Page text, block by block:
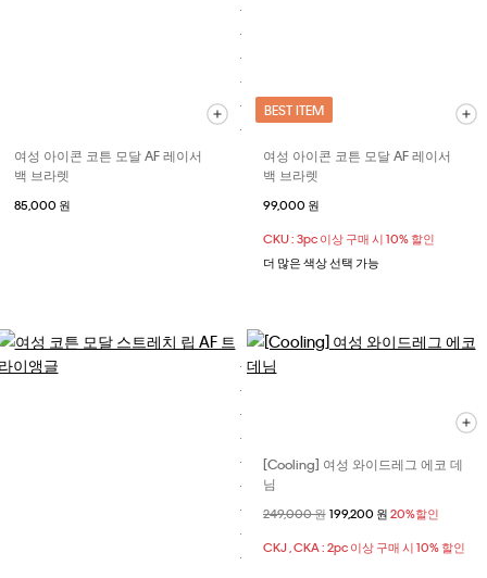
여성 아이콘 코튼 모달 AF 레이서
백 브라렛
85,000 원
BEST ITEM
여성 아이콘 코튼 모달 AF 레이서
백 브라렛
99,000 원
CKU : 3pc 이상 구매 시 10% 할인
더 많은 색상 선택 가능
[Cooling] 여성 와이드레그 에코 데
님
할인 전 가격
249,000 원할인된 가격
199,200 원 20%할인
CKJ , CKA : 2pc 이상 구매 시 10% 할인